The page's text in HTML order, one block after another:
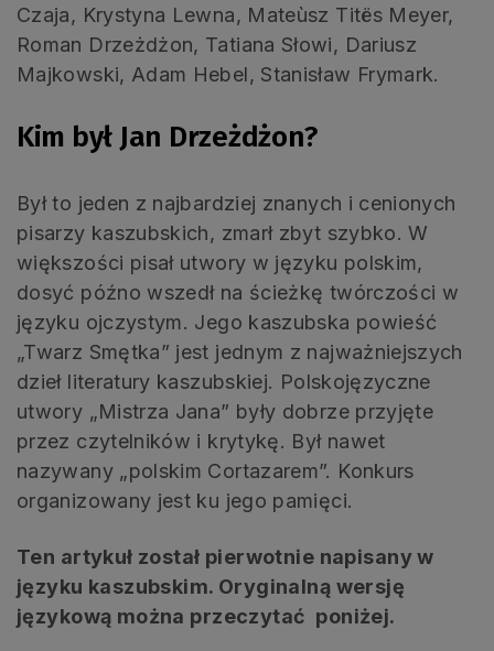
Czaja, Krystyna Lewna, Mateùsz Titës Meyer,
Roman Drzeżdżon, Tatiana Słowi, Dariusz
Majkowski, Adam Hebel, Stanisław Frymark.
Kim był Jan Drzeżdżon?
Był to jeden z najbardziej znanych i cenionych
pisarzy kaszubskich, zmarł zbyt szybko. W
większości pisał utwory w języku polskim,
dosyć późno wszedł na ścieżkę twórczości w
języku ojczystym. Jego kaszubska powieść
„Twarz Smętka” jest jednym z najważniejszych
dzieł literatury kaszubskiej. Polskojęzyczne
utwory „Mistrza Jana” były dobrze przyjęte
przez czytelników i krytykę. Był nawet
nazywany „polskim Cortazarem”. Konkurs
organizowany jest ku jego pamięci.
Ten artykuł został pierwotnie napisany w
języku kaszubskim. Oryginalną wersję
językową można przeczytać poniżej.